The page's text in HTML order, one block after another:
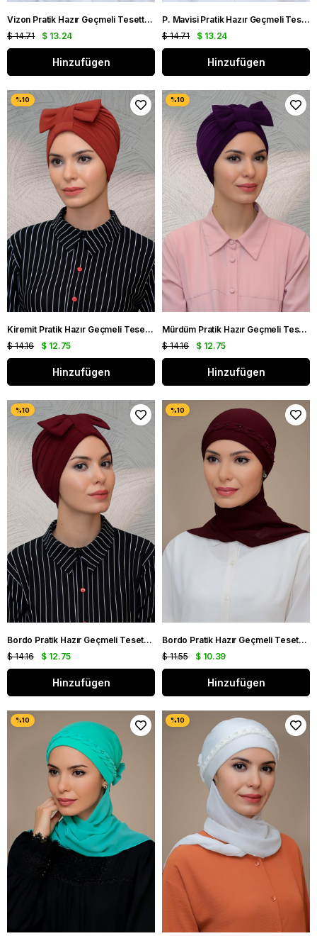
Vizon Pratik Hazır Geçmeli Tesettür Bone Sandy Kumaş Fiyonklu Büzgülü 7006_10
$ 13.24
$ 14.71
Hinzufügen
P. Mavisi Pratik Hazır Geçmeli Tesettür Bone Sandy Kumaş Fiyonklu Büzgülü 7006_17
$ 13.24
$ 14.71
Hinzufügen
Kiremit Pratik Hazır Geçmeli Tesettür Bone Sandy Kumaş Fiyonklu Büzgülü 7010_05
$ 12.75
$ 14.16
Hinzufügen
Mürdüm Pratik Hazır Geçmeli Tesettür Bone Sandy Kumaş Fiyonklu Büzgülü 7010_07
$ 12.75
$ 14.16
Hinzufügen
Bordo Pratik Hazır Geçmeli Tesettür Bone Sandy Kumaş Fiyonklu Büzgülü 7010_16
$ 12.75
$ 14.16
Hinzufügen
Bordo Pratik Hazır Geçmeli Tesettür Bone Sandy Kumaş Örgülü Güllü Şifon Atkılı 1203A_16
$ 10.39
$ 11.55
Hinzufügen